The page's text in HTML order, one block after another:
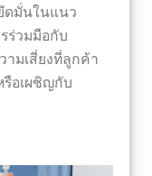
ดมั่นในแนว
ร่วมมือกับ
ามเสี่ยงที่ลูกค้า
อเผชิญกับ